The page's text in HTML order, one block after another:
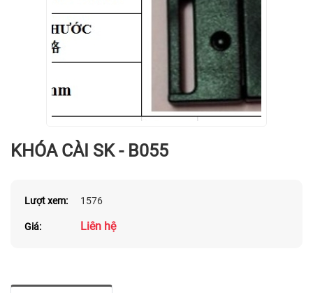
KHÓA CÀI SK - B055
Lượt xem: 1576
Giá: Liên hệ